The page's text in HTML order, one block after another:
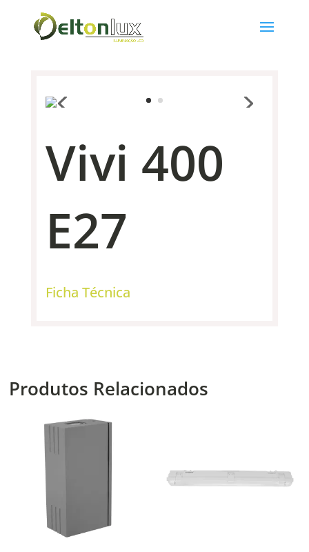
Vivi 400
E27
Ficha Técnica
Produtos Relacionados